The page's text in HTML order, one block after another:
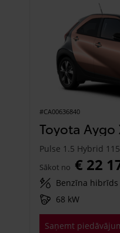
#CA00636840
Toyota Aygo
Pulse 1.5 Hybrid
Sākot no € 22
Benzīna hibrīds
68 kW
Saņemt